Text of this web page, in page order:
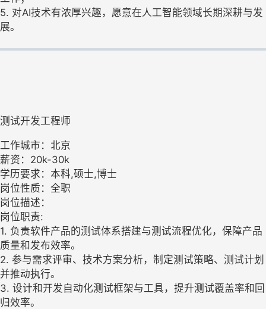
5. 对AI技术有浓厚兴趣，愿意在人工智能领域长期深耕与发
展。
测试开发工程师
工作城市：北京
薪资：20k-30k
学历要求：本科,硕士,博士
岗位性质：全职
岗位描述：
岗位职责:
1. 负责软件产品的测试体系搭建与测试流程优化，保障产品
质量和发布效率。
2. 参与需求评审、技术方案分析，制定测试策略、测试计划
并推动执行。
3. 设计和开发自动化测试框架与工具，提升测试覆盖率和回
归效率。